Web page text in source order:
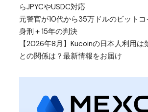
らJPYCやUSDC対応
元警官が10代から35万ドルのビット
身刑＋15年の判決
【2026年8月】Kucoinの日本人利用は
との関係は？最新情報をお届け